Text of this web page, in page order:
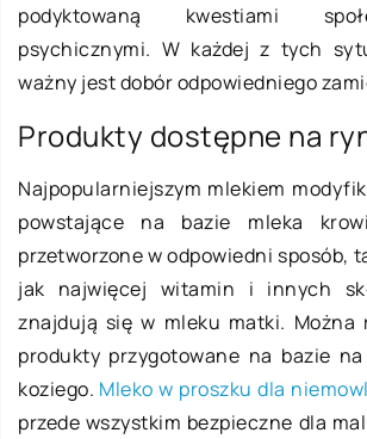
podyktowaną kwestiami
psychicznymi. W każdej z tych
ważny jest dobór odpowiedniego
Produkty dostępne na
Najpopularniejszym mlekiem
powstające na bazie mleka
przetworzone w odpowiedni sposób,
jak najwięcej witamin i innych
znajdują się w mleku matki. Można
produkty przygotowane na bazie na
koziego. Mleko w proszku dla
przede wszystkim bezpieczne dla